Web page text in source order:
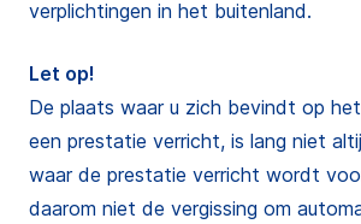
verplichtingen in het buitenland.
Let op!
De plaats waar u zich bevindt op
een prestatie verricht, is lang niet
waar de prestatie verricht wordt
daarom niet de vergissing om